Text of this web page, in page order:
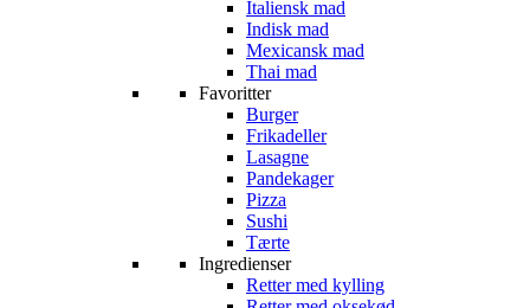
Italiensk mad
Indisk mad
Mexicansk mad
Thai mad
Favoritter
Burger
Frikadeller
Lasagne
Pandekager
Pizza
Sushi
Tærte
Ingredienser
Retter med kylling